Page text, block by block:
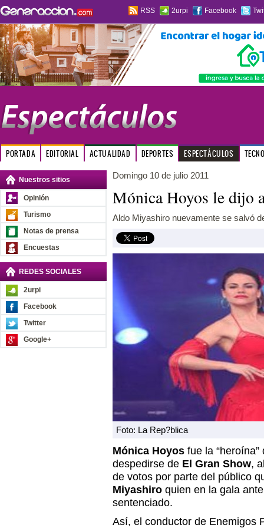
RSS 2urpi Facebook
PORTADA EDITORIAL ACTUALIDAD DEPORTES ESPECTÁCULOS
Nuestros sitios
Opinión
Turismo
Notas de prensa
Encuestas
REDES SOCIALES
2urpi
Facebook
Twitter
Google+
Domingo 10 de julio 2011
Mónica Hoyos le dijo
Aldo Miyashiro nuevamente se salvó
Foto: La Rep?blica
Mónica Hoyos fue la
despedirse de El Gran Show,
de votos por parte del público
Miyashiro quien en la gala
sentenciado.
Así, el conductor de Enemigos